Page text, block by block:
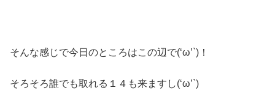
そんな感じで今日のところはこの辺で(‘ω’`)！
そろそろ誰でも取れる１４も来ますし(‘ω’`)